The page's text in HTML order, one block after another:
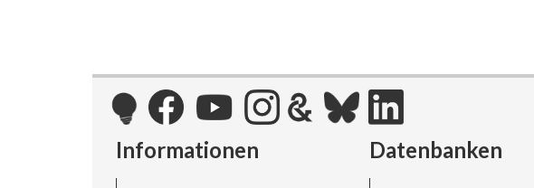
Informationen Datenbanken